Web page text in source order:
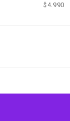
Pasteles
$ 4.990